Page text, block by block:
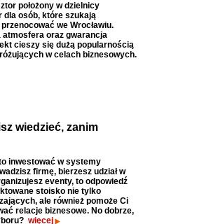
położony w dzielnicy
dla osób, które szukają
we Wrocławiu.
oraz gwarancja
cieszy się dużą popularnością
w celach biznesowych.
wiedzieć, zanim
inwestować w systemy
firmę, bierzesz udział w
eventy, to odpowiedź
stoisko nie tylko
ale również pomoże Ci
relacje biznesowe. No dobrze,
więcej